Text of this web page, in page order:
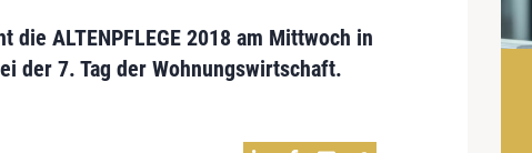
ALTENPFLEGE 2018 am Mittwoch in
der 7. Tag der Wohnungswirtschaft.